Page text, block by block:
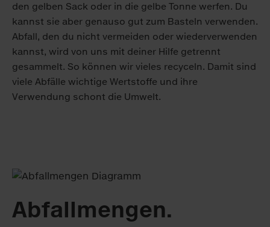
den gelben Sack oder in die gelbe Tonne werfen. Du
kannst sie aber genauso gut zum Basteln verwenden.
Abfall, den du nicht vermeiden oder wiederverwenden
kannst, wird von uns mit deiner Hilfe getrennt
gesammelt. So können wir vieles recyceln. Damit sind
viele Abfälle wichtige Wertstoffe und ihre
Verwendung schont die Umwelt.
Abfall­mengen.